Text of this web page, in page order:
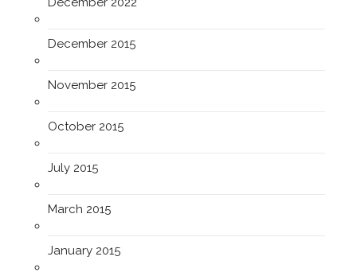
December 2015
November 2015
October 2015
July 2015
March 2015
January 2015